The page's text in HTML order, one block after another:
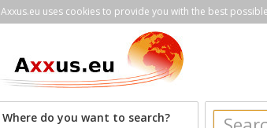
Axxus.eu uses cookies to provide you with the best
Where do you want to search?